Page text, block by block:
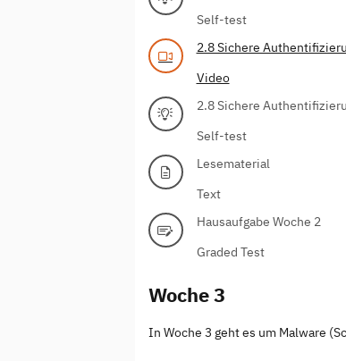
Self-test
2.8 Sichere
Video
2.8 Sichere
Self-test
Lesematerial
Text
Hausaufgabe Woche 2
Graded Test
Woche 3
In Woche 3 geht es um Malware